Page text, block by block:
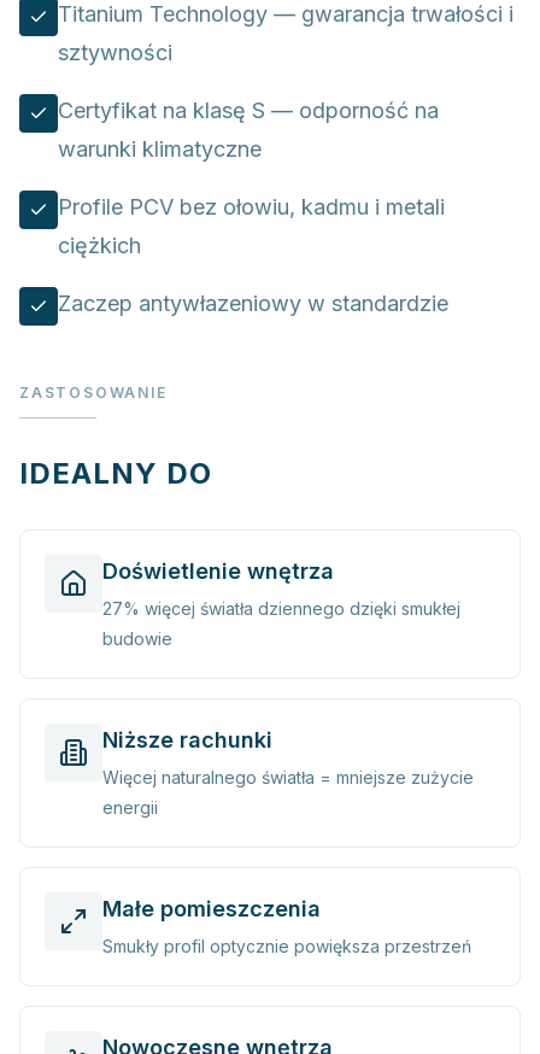
Titanium Technology — gwarancja trwałości i
sztywności
Certyfikat na klasę S — odporność na
warunki klimatyczne
Profile PCV bez ołowiu, kadmu i metali
ciężkich
Zaczep antywłazeniowy w standardzie
ZASTOSOWANIE
IDEALNY DO
Doświetlenie wnętrza
27% więcej światła dziennego dzięki smukłej
budowie
Niższe rachunki
Więcej naturalnego światła = mniejsze zużycie
energii
Małe pomieszczenia
Smukły profil optycznie powiększa przestrzeń
Nowoczesne wnętrza